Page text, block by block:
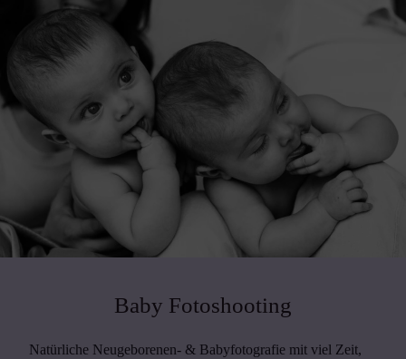
Baby Fotoshooting
Natürliche Neugeborenen- & Babyfotografie mit viel Zeit,